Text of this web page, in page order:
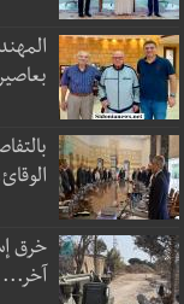
خرق
آخر...